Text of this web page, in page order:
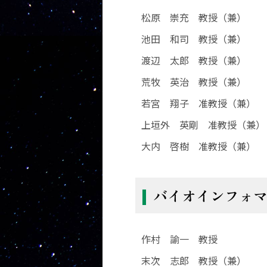
松原 崇充 教授（兼）
池田 和司 教授（兼）
渡辺 太郎 教授（兼）
荒牧 英治 教授（兼）
若宮 翔子 准教授（兼）
上垣外 英剛 准教授（兼）
大内 啓樹 准教授（兼）
バイオインフォ
作村 諭一 教授
末次 志郎 教授（兼）